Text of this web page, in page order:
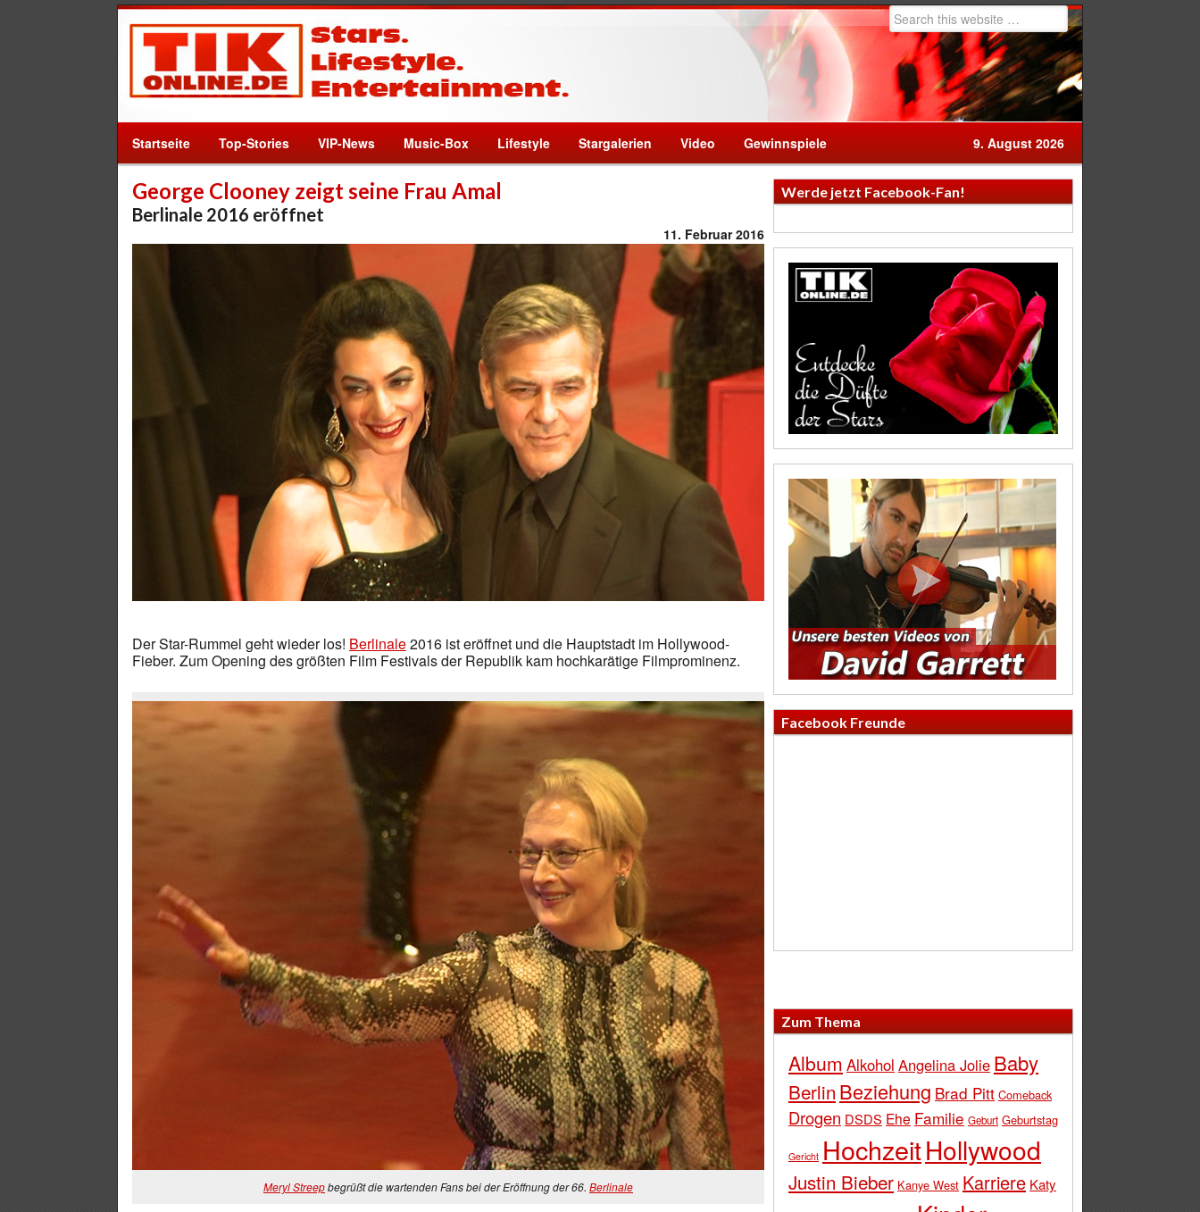
Startseite Top-Stories VIP-News Music-Box Lifestyle Stargalerien Video Gewinnspiele 9. August 2026
George Clooney zeigt seine Frau Amal
Berlinale 2016 eröffnet
11. Februar 2016
Der Star-Rummel geht wieder los! Berlinale2016 ist eröffnet und die Hauptstadt im Hollywood-
Fieber. Zum Opening des größten Film Festivals der Republik kam hochkarätige Filmprominenz.
Meryl Streepbegrüßt die wartenden Fans bei der Eröffnung der 66. Berlinale
Werde jetzt Facebook-Fan!
Facebook Freunde
Zum Thema
Album Alkohol Angelina Jolie Baby
Berlin Beziehung Brad Pitt Comeback
Drogen DSDS Ehe Familie Geburt Geburtstag
Gericht HochzeitHollywood
Justin Bieber Kanye West Karriere Katy